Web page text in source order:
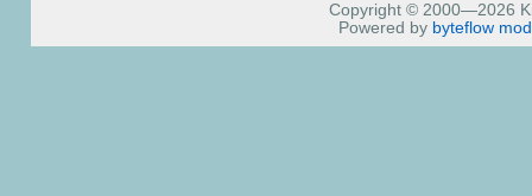
Copyright © 2000—2026
Powered by byteflow